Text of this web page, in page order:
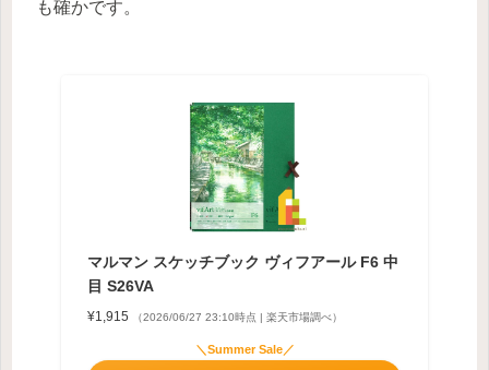
も確かです。
マルマン スケッチブック ヴィフアール F6 中
目 S26VA
¥1,915 （2026/06/27 23:10時点 | 楽天市場調べ）
＼Summer Sale／